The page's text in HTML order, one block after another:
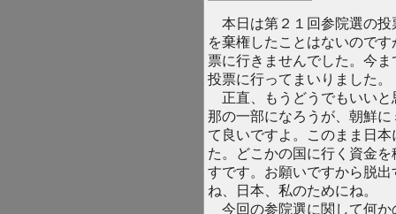
本日は第２１回参院選の投
を棄権したことはないので
票に行きませんでした。今
投票に行ってまいりました。
正直、もうどうでもいいと
那の一部になろうが、朝鮮
て良いですよ。このまま日
た。どこかの国に行く資金
すです。お願いですから脱
ね、日本、私のためにね。
今回の参院選に関して何か